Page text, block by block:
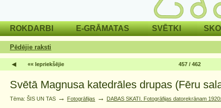
ROKDARBI E-GRĀMATAS SVĒTKI
Pēdējie raksti
◀ «« Iepriekšējie 457 / 462
Svētā Magnusa katedrāles drupas (Fēru
Tēma: ŠIS UN TAS → Fotogrāfijas → DABAS SKATI. Fotogrāfijas datorekrānam